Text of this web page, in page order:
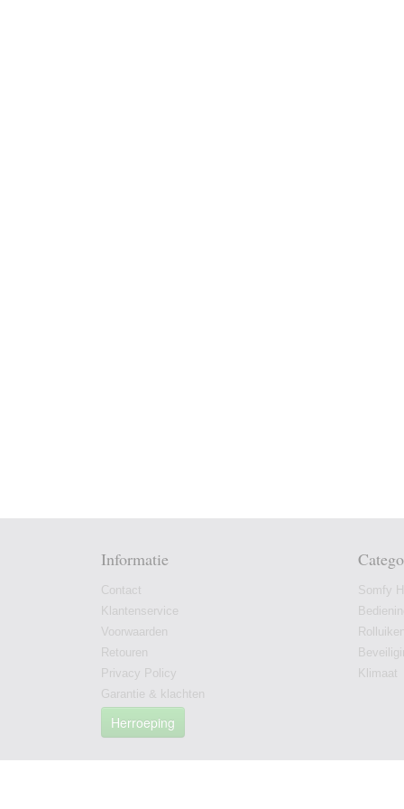
Informatie
Contact
Klantenservice
Voorwaarden
Retouren
Privacy Policy
Garantie & klachten
Herroeping
Somfy
Klimaat